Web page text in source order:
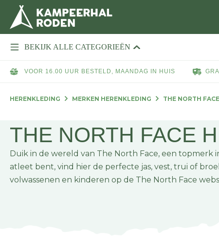
BEKIJK ALLE CATEGORIEËN
VOOR 16.00 UUR BESTELD, MAANDAG IN HUIS
HERENKLEDING MERKEN HERENKLEDING THE NORTH FACE
THE NORTH FACE
Duik in de wereld van The North Face, een
atleet bent, vind hier de perfecte jas, vest, trui of
volwassenen en kinderen op de The North Face